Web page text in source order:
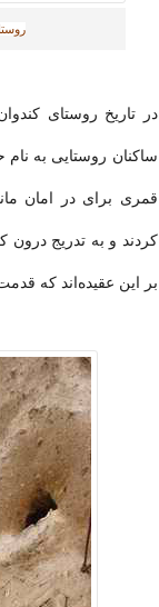
در تاریخ روستای
قمری برای در امان
کردند و به تدریج درون
بر این عقیده‌اند که